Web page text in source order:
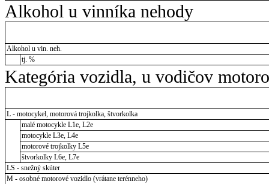
Alkohol u vinníka nehody
Alkohol u vin. neh.
tj. %
Kategória vozidla, u vodičov
L - motocykel, motorová trojkolka, štvorkolka
malé motocykle L1e, L2e
motocykle L3e, L4e
motorové trojkolky L5e
štvorkolky L6e, L7e
LS - snežný skúter
M - osobné motorové vozidlo (vrátane terénneho)